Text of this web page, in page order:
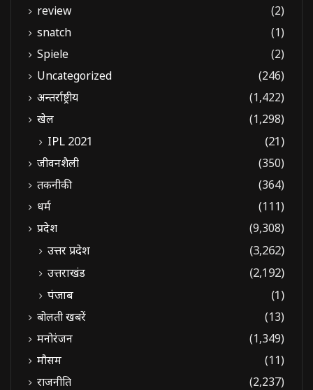
review
(2)
snatch
(1)
Spiele
(2)
Uncategorized
(246)
अन्तर्राष्ट्रीय
(1,422)
खेल
(1,298)
IPL 2021 (21)
जीवनशैली
(350)
तकनीकी
(364)
धर्म
(111)
प्रदेश
(9,308)
उत्तर प्रदेश
(3,262)
उत्तराखंड
(2,192)
पंजाब
(1)
बोलती खबरें
(13)
मनोरंजन
(1,349)
मौसम
(11)
राजनीति
(2,237)